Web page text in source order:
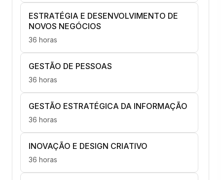
ESTRATÉGIA E DESENVOLVIMENTO DE
NOVOS NEGÓCIOS
36 horas
GESTÃO DE PESSOAS
36 horas
GESTÃO ESTRATÉGICA DA INFORMAÇÃO
36 horas
INOVAÇÃO E DESIGN CRIATIVO
36 horas